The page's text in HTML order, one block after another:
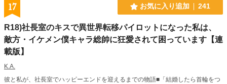
17 お気に入り追加 241
R18)社長室のキスで異世界転移パイロットになった私は、
敵方・イケメン僕キャラ総帥に狂愛されて困っています【連
載版】
K.A.
彼と私が、社長室でハッピーエンドを迎えるまでの物語■「結婚したら首輪をつ